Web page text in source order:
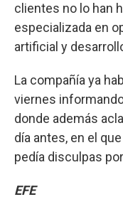
clientes no lo han
especializada en
artificial y
La compañía ya
viernes
donde además
día antes, en el
pedía disculpas
EFE